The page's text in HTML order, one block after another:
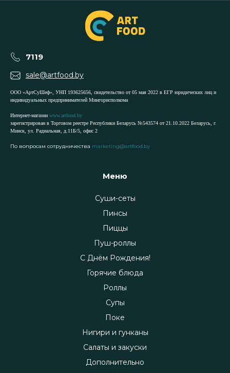
7119
sale@artfood.by
ООО «АртСуШеф», УНП 193625656, свидетельство от 05 мая 2022 в ЕГР юридических лиц и
индивидуальных предпринимателей Мингорисполкома
Интернет-магазин www.artfood.by
зарегистрирован в Торговом реестре Республики Беларусь №543574 от 21.10.2022 Беларусь, г.
Минск, ул. Радиальная, д.11Б/5, офис 2
По вопросам сотрудничества marketing@artfood.by
Меню
Суши-сеты
Пинсы
Пиццы
Пуш-роллы
С Днём Рождения!
Горячие блюда
Роллы
Супы
Поке
Нигири и гунканы
Салаты и закуски
Дополнительно